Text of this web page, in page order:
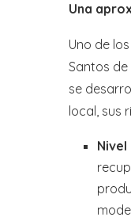
Una
Uno de
Santos
se
local, sus
Nivel